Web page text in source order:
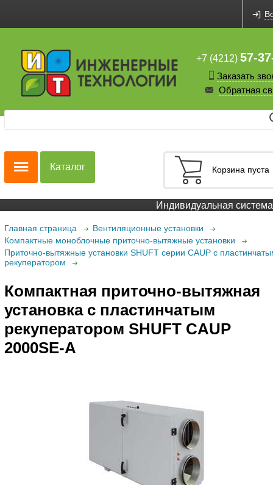
+7 (4212) 57-
Заказать
Обратная
Корзина пуста
Каталог
Индивидуальная система
Главная страница
Вентиляционные установки
Компактные моноблочные приточно-вытяжные установки
Приточно-вытяжные установки SHUFT серии CAUP с
рекуператором
Компактная приточно-вытяжная
установка с пластинчатым
рекуператором SHUFT CAUP
2000SE-A